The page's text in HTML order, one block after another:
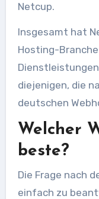
Netcup.
Insgesamt hat
Hosting-
diejenigen, die
deutschen
Welcher
beste?
Die Frage nach
einfach zu